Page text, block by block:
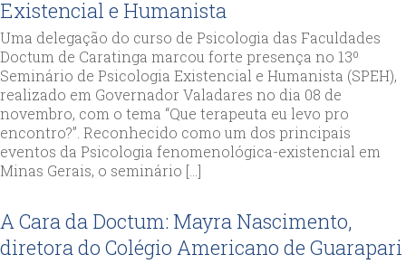
Existencial e Humanista
Uma delegação do curso de Psicologia das Faculdades
Doctum de Caratinga marcou forte presença no 13º
Seminário de Psicologia Existencial e Humanista (SPEH),
realizado em Governador Valadares no dia 08 de
novembro, com o tema “Que terapeuta eu levo pro
encontro?”. Reconhecido como um dos principais
eventos da Psicologia fenomenológica-existencial em
Minas Gerais, o seminário […]
A Cara da Doctum: Mayra Nascimento,
diretora do Colégio Americano de Guarapari